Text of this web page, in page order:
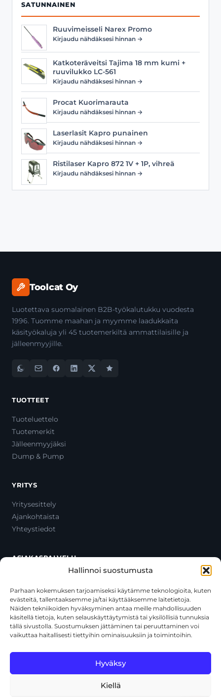
Hallinnoi suostumusta
Parhaan kokemuksen tarjoamiseksi käytämme teknologioita, kuten
evästeitä, tallentaaksemme ja/tai käyttääksemme laitetietoja.
Näiden tekniikoiden hyväksyminen antaa meille mahdollisuuden
käsitellä tietoja, kuten selauskäyttäytymistä tai yksilöllisiä tunnuksia
tällä sivustolla. Suostumuksen jättäminen tai peruuttaminen voi
vaikuttaa haitallisesti tiettyihin ominaisuuksiin ja toimintoihin.
Hyväksy
Kiellä
SATUNNAINEN
Ruuvimeisseli Narex Promo
Kirjaudu nähdäksesi hinnan →
Katkoteräveitsi Tajima 18 mm kumi +
ruuvilukko LC-561
Kirjaudu nähdäksesi hinnan →
Procat Kuorimarauta
Kirjaudu nähdäksesi hinnan →
Laserlasit Kapro punainen
Kirjaudu nähdäksesi hinnan →
Ristilaser Kapro 872 1V + 1P, vihreä
Kirjaudu nähdäksesi hinnan →
Toolcat Oy
Luotettava suomalainen B2B-työkalutukku vuodesta
1996. Tuomme maahan ja myymme laadukkaita
käsityökaluja yli 45 tuotemerkiltä ammattilaisille ja
jälleenmyyjille.
TUOTTEET
Tuoteluettelo
Tuotemerkit
Jälleenmyyjäksi
Dump & Pump
YRITYS
Yritysesittely
Ajankohtaista
Yhteystiedot
ASIAKASPALVELU
Oma tili
Maksutavat
Toimitustavat
Usein kysytyt kysymykset
+358 44 270 3795
asiakaspalvelu@toolcat.fi